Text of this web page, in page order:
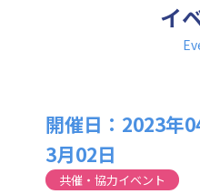
イ
開催日：2023年
3月02日
共催・協力イベント